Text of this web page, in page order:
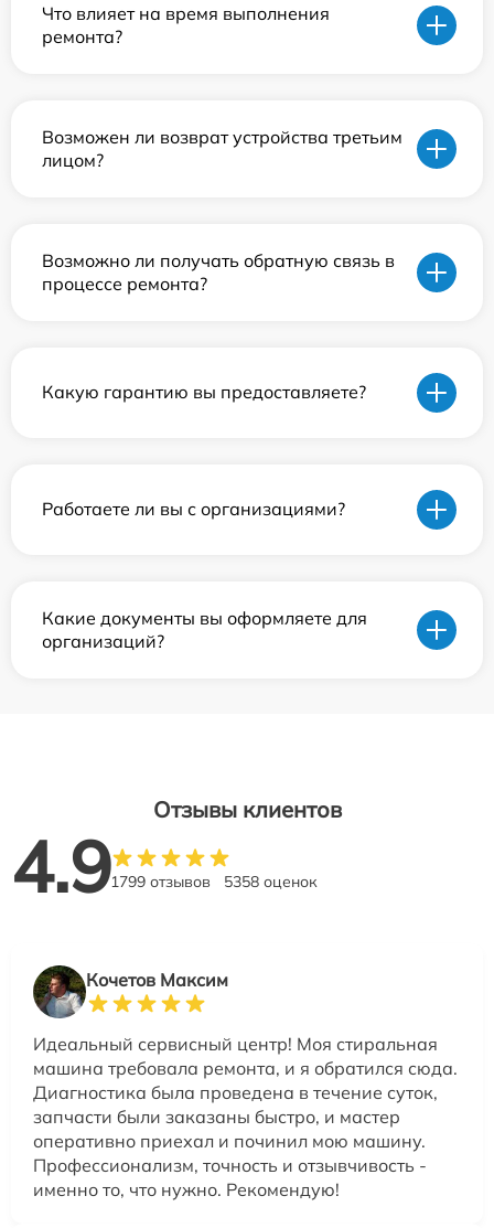
Что влияет на время выполнения
ремонта?
Возможен ли возврат устройства третьим
лицом?
Возможно ли получать обратную связь в
процессе ремонта?
Какую гарантию вы предоставляете?
Работаете ли вы с организациями?
Какие документы вы оформляете для
организаций?
Отзывы клиентов
4.91799 отзывов 5358 оценок
Кочетов Максим
Идеальный сервисный центр! Моя стиральная
машина требовала ремонта, и я обратился сюда.
Диагностика была проведена в течение суток,
запчасти были заказаны быстро, и мастер
оперативно приехал и починил мою машину.
Профессионализм, точность и отзывчивость -
именно то, что нужно. Рекомендую!